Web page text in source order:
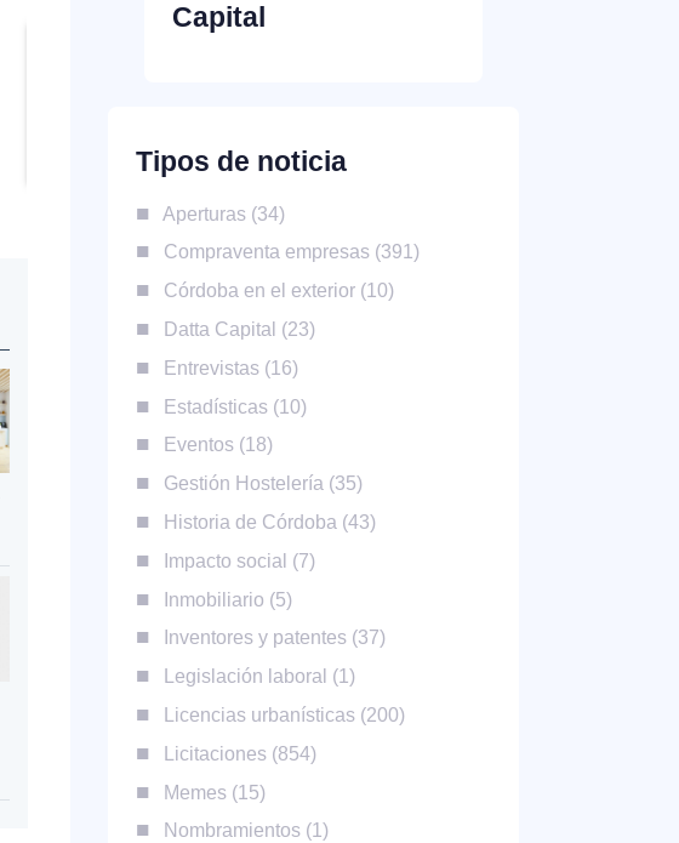
Capital
Tipos de noticia
Aperturas 34
Compraventa empresas 391
Córdoba en el exterior 10
Datta Capital 23
Entrevistas 16
Estadísticas 10
Eventos 18
Gestión Hostelería 35
Historia de Córdoba 43
Impacto social 7
Inmobiliario 5
Inventores y patentes 37
Legislación laboral 1
Licencias urbanísticas 200
Licitaciones 854
Memes 15
Nombramientos 1